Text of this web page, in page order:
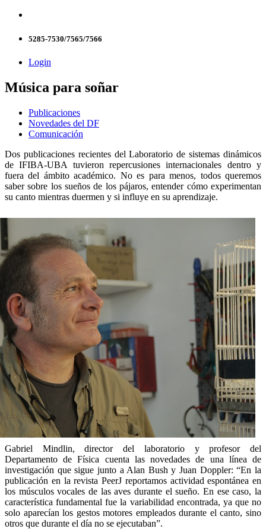
5285-7530/7565/7566
Login
Música para soñar
Publicaciones
Novedades del DF
Comunicación
Dos publicaciones recientes del Laboratorio de sistemas dinámicos
de IFIBA-UBA tuvieron repercusiones internacionales dentro y
fuera del ámbito académico. No es para menos, todos queremos
saber sobre los sueños de los pájaros, entender cómo experimentan
su canto mientras duermen y si influye en su aprendizaje.
Gabriel Mindlin, director del laboratorio y profesor del
Departamento de Física cuenta las novedades de una línea de
investigación que sigue junto a Alan Bush y Juan Doppler: “En la
publicación en la revista PeerJ reportamos actividad espontánea en
los músculos vocales de las aves durante el sueño. En ese caso, la
característica fundamental fue la variabilidad encontrada, ya que no
solo aparecían los gestos motores empleados durante el canto, sino
otros que durante el día no se ejecutaban”.